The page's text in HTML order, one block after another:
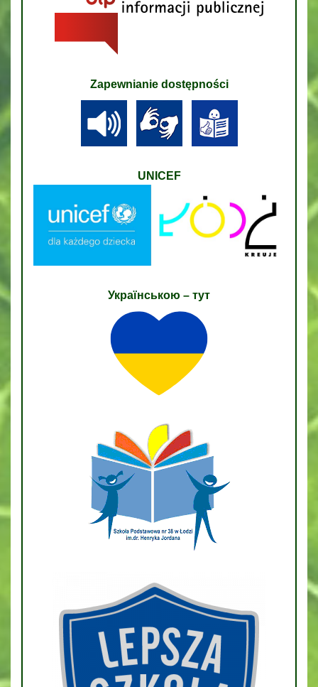
Zapewnianie dostępności
UNICEF
Українською – тут